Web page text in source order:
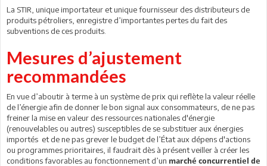
La STIR, unique importateur et unique fournisseur des distributeurs de
produits pétroliers, enregistre d’importantes pertes du fait des
subventions de ces produits.
Mesures d’ajustement
recommandées
En vue d’aboutir à terme à un système de prix qui reflète la valeur réelle
de l’énergie afin de donner le bon signal aux consommateurs, de ne pas
freiner la mise en valeur des ressources nationales d'énergie
(renouvelables ou autres) susceptibles de se substituer aux énergies
importés et de ne pas grever le budget de l’État aux dépens d'actions
ou programmes prioritaires, il faudrait dès à présent veiller à créer les
conditions favorables au fonctionnement d’un marché concurrentiel de